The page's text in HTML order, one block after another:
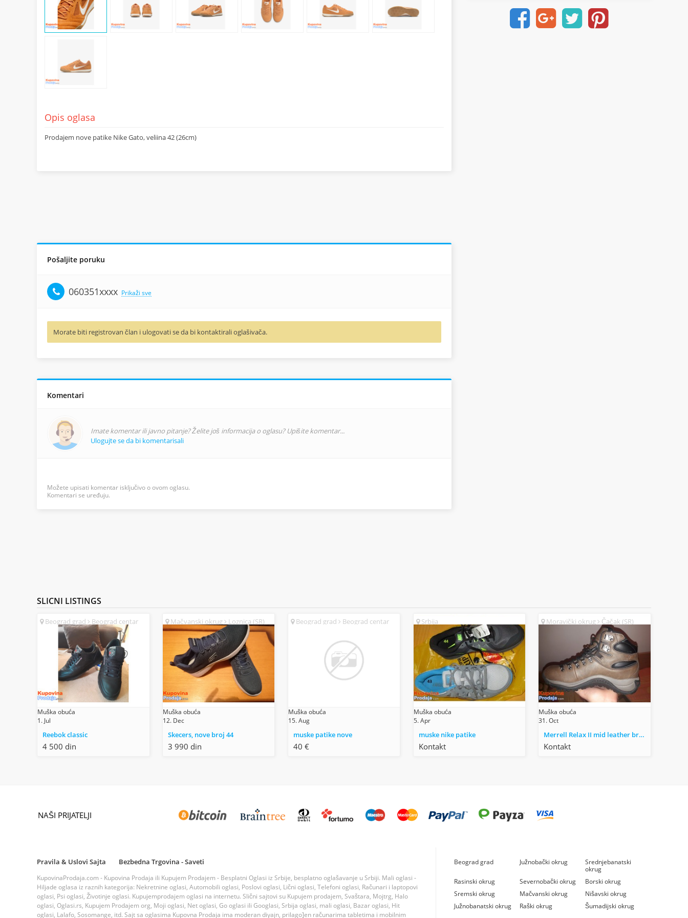
Opis oglasa
Prodajem nove patike Nike Gato, veliina 42 (26cm)
Pošaljite poruku
060351xxxx Prikaži sve
Morate biti registrovan član i ulogovati se da bi kontaktirali oglašivača.
Komentari
Imate komentar ili javno pitanje? Želite još informacija o oglasu? Upišite komentar...
Ulogujte se da bi komentarisali
Možete upisati komentar isključivo o ovom oglasu.
Komentari se uređuju.
SLICNI LISTINGS
Beograd grad Beograd centar
Muška obuća
1. Jul
Reebok classic
4 500 din
Mačvanski okrug Loznica (SR)
Muška obuća
12. Dec
Skecers, nove broj 44
3 990 din
Beograd grad
Beograd centar
Muška obuća
15. Aug
muske patike nove
40 €
Srbija
Muška obuća
5. Apr
muske nike patike
Kontakt
Moravički okrug Čačak (SR)
Muška obuća
31. Oct
Merrell Relax II mid leather broj 43
Kontakt
NAŠI PRIJATELJI
Pravila & Uslovi Sajta Bezbedna Trgovina - Saveti
KupovinaProdaja.com - Kupovina Prodaja ili Kupujem Prodajem - Besplatni Oglasi iz Srbije, besplatno oglašavanje u Srbiji. Mali oglasi -
Hiljade oglasa iz raznih kategorija: Nekretnine oglasi, Automobili oglasi, Poslovi oglasi, Lični oglasi, Telefoni oglasi, Računari i laptopovi
oglasi, Psi oglasi, Životinje oglasi. Kupujemprodajem oglasi na internetu. Slični sajtovi su Kupujem prodajem, Svaštara, Mojtrg, Halo
oglasi, Oglasi.rs, Kupujem Prodajem org, Moji oglasi, Net oglasi, Go oglasi ili Googlasi, Srbija oglasi, mali oglasi, Bazar oglasi, Hit
oglasi, Lalafo, Sosomange, itd. Sajt sa oglasima Kupovna Prodaja ima moderan diyajn, prilago]en računarima tabletima i mobilnim
Beograd grad Južnobački okrug
Srednjebanatski
okrug
Rasinski okrug
Severnobački okrug
Borski okrug
Sremski okrug
Mačvanski okrug
Nišavski okrug
Južnobanatski okrug
Raški okrug Šumadijski okrug